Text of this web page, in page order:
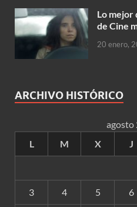
Lo mejor
de Cine
20 enero,
ARCHIVO HISTÓRICO
agosto
L
M X J
3 4 5 6